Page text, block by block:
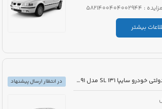
بیشتر
مزایده دولتی خودرو سایپا 131 SL مدل 1391 رنگ نوک مدادی متالیک
در انتظار ارسال پیشنهاد